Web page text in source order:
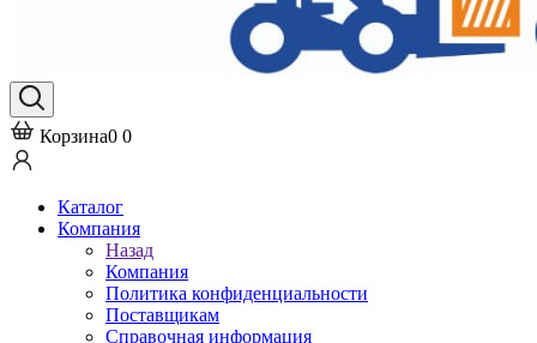
Корзина0 0
Каталог
Компания
Назад
Компания
Политика конфиденциальности
Поставщикам
Справочная информация